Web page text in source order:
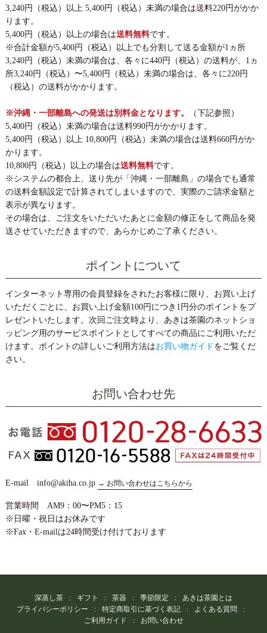
3,240円（税込）以上 5,400円（税込）未満の場合は送料220円がかか
ります。
5,400円（税込）以上の場合は送料無料です。
※合計金額が5,400円（税込）以上でも分割して送る金額が1ヵ所
3,240円（税込）未満の場合は、各々に440円（税込）の送料が、1ヵ
所3,240円（税込）〜5,400円（税込）未満の場合は、各々に220円
（税込）の送料がかかります。
※沖縄・一部離島への発送は別料金となります。
（下記参照）
5,400円（税込）未満の場合は送料990円がかかります。
5,400円（税込）以上 10,800円（税込）未満の場合は送料660円がか
かります。
10,800円（税込）以上の場合は送料無料です。
※システムの都合上、送り先が「沖縄・一部離島」の場合でも通常
の送料金額設定で計算されてしまいますので、実際のご請求金額と
表示が異なります。
その場合は、ご注文をいただいたあとに金額の修正をして商品を発
送させていただきますので、あらかじめご了承ください。
ポイントについて
インターネット専用の会員登録をされたお客様に限り、お買い上げ
いただくごとに、お買い上げ金額100円につき1円分のポイントをプ
レゼントいたします。次回ご注文時より、あきは茶園のネットショ
ッピング用のサービスポイントとしてすべての商品にご利用いただ
けます。ポイントの詳しいご利用方法はお買い物ガイド をご覧くだ
さい。
お問い合わせ先
E-mail info@akiha.co.jp → お問い合わせはこちらから
営業時間 AM9：00〜PM5：15
※日曜・祝日はお休みです
※Fax・E-mailは24時間受け付けております
深蒸し茶 ギフト 茶器 季節限定
あきは茶園とは
プライバシーポリシー
特定商取引に基づく表記
よくある質問
ご利用ガイド
お問い合わせ